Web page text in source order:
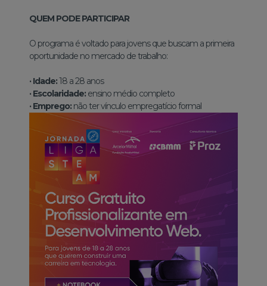
QUEM PODE PARTICIPAR
O programa é voltado para jovens que buscam a primeira
oportunidade no mercado de trabalho:
· Idade:18 a 28 anos
· Escolaridade: ensino médio completo
· Emprego: não ter vínculo empregatício formal